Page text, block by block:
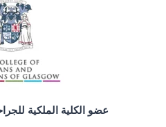
عضو الكلية الملكية